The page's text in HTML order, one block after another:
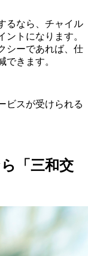
るなら、チャイル
ントになります。
シーであれば、仕
きます。
ビスが受けられる
「三和交